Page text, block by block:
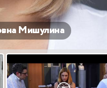
Мишулина